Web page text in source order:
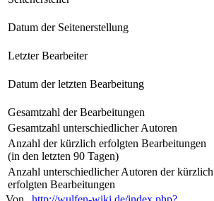
Datum der Seitenerstellung
Letzter Bearbeiter
Datum der letzten Bearbeitung
Gesamtzahl der Bearbeitungen
Gesamtzahl unterschiedlicher Autoren
Anzahl der kürzlich erfolgten Bearbeitungen
(in den letzten 90 Tagen)
Anzahl unterschiedlicher Autoren der kürzlich
erfolgten Bearbeitungen